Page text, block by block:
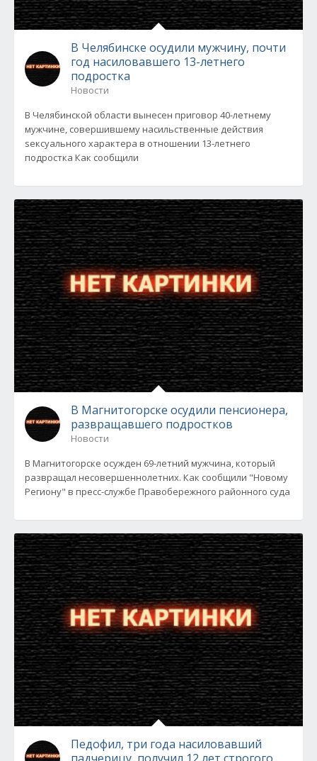
В Челябинске осудили мужчину, почти
год насиловавшего 13-летнего
подростка
Новости
В Челябинской области вынесен приговор 40-летнему
мужчине, совершившему насильственные действия
sексуального характера в отношении 13-летнего
подростка Как сообщили
В Магнитогорске осудили пенсионера,
развращавшего подростков
Новости
В Магнитогорске осужден 69-летний мужчина, который
развращал несовершеннолетних. Как сообщили "Новому
Региону" в пресс-службе Правобережного районного суда
Педофил, три года насиловавший